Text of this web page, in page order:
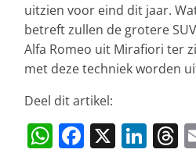
uitzien voor eind dit jaar.
betreft zullen de grotere
Alfa Romeo uit Mirafiori ter
met deze techniek worden
Deel dit artikel:
W F X Li T